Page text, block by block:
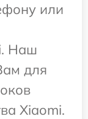
или
Наш
для
Xiaomi.